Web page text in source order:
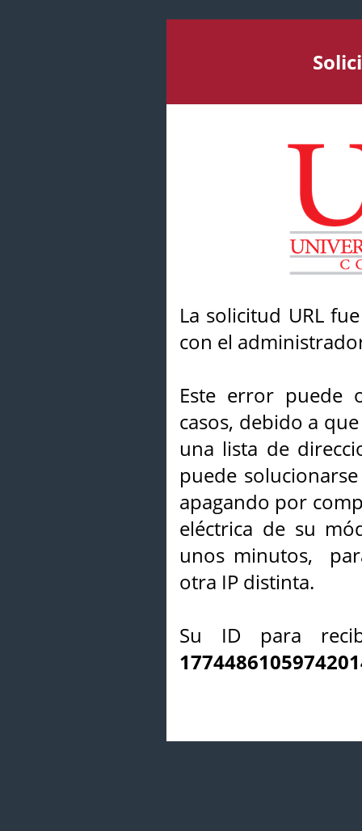
La solicitud URL
con el
Este error puede
casos, debido a
una lista de
puede
apagando por
eléctrica de su
unos minutos,
otra IP distinta.
Su ID para